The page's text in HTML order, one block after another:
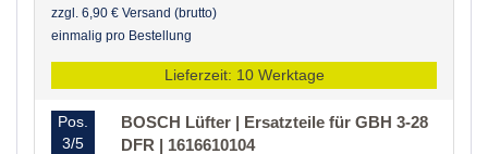
zzgl. 6,90 € Versand (brutto)
einmalig pro Bestellung
Lieferzeit: 10 Werktage
Pos.
3/5
BOSCH Lüfter | Ersatzteile für GBH 3-28
DFR | 1616610104